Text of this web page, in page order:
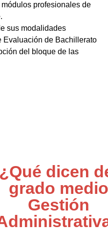
profesionales de
sus modalidades
Evaluación de Bachillerato
del bloque de las
¿Qué dicen
grado medio
Gestión